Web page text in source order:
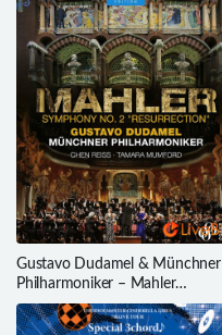
Gustavo Dudamel & Münchner
Philharmoniker – Mahler
Symphony No. 2 Resurrection
(2020) BD蓝光原盘 21.5G